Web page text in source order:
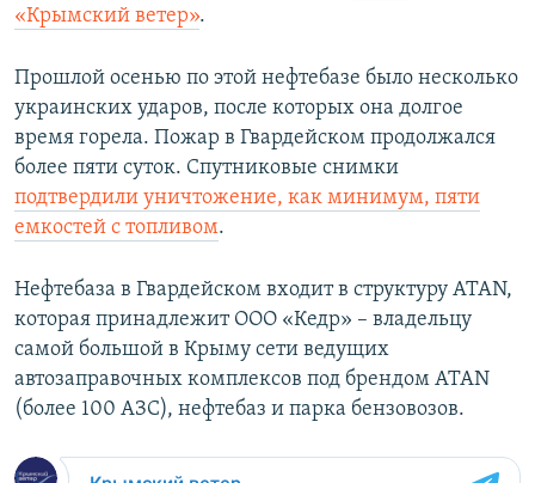
«Крымский ветер».
Прошлой осенью по этой нефтебазе было несколько
украинских ударов, после которых она долгое
время горела. Пожар в Гвардейском продолжался
более пяти суток. Спутниковые снимки
подтвердили уничтожение, как минимум, пяти
емкостей с топливом.
Нефтебаза в Гвардейском входит в структуру ATAN,
которая принадлежит ООО «Кедр» – владельцу
самой большой в Крыму сети ведущих
автозаправочных комплексов под брендом ATAN
(более 100 АЗС), нефтебаз и парка бензовозов.